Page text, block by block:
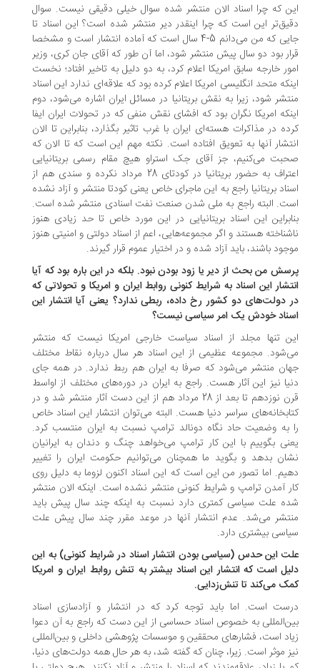
که چرا اسناد الان منتشر شده سوال خیلی دقیقی نیست. سوال
این است که چرا اینقدر دیر منتشر شده است؟ این اسناد تا
جایی که من می‌دانم 5-4 سال است که آماده انتشار است و مشخصا
بود دو سال پیش منتشر شود، اما آن طور که آقای جان کری، وزیر
خارجه سابق امریکا اعلام کرد، به دو دلیل به تاخیر افتاد؛ نخست
متحد انگلیسی امریکا اعلام کرده بود که علاقه‌ای ندارد این اسناد
شود، زیرا به نقش بریتانیا در مسائل ایران اشاره می‌شود، دوم
امریکا نگران بود که افشای نقش منفی که در تحولات ایران ایفا
در مذاکرات هسته‌ای ایران با غرب تاثیر بگذارد، بنابراین تا الان
آنها به تعویق افتاده است. نکته مهم این است که تا الان که
می‌کنیم، جز آقای جک استراو هیچ مقام رسمی بریتانیایی
اعتراف به حضور بریتانیا در کودتای 28 مرداد نکرده و سندی هم از
بریتانیا راجع به این ماجرای خاص یعنی کودتا منتشر و آزاد نشده
البته راجع به ملی شدن صنعت نفت اسنادی منتشر شده است.
این اسناد بریتانیایی در این مورد خاص تا حد زیادی هنوز
هستند و اگر مجموعه‌هایی، اعم از اسناد دولتی و امنیتی هنوز
باشند، باید آزاد شده و در اختیار عموم قرار گیرند.
من بحث از دیر یا زود بودن نبود. بلکه در این باره بود که آیا
این اسناد به شرایط کنونی روابط ایران و امریکا و تحولاتی که
دولت‌های دو کشور رخ داده، ربطی ندارد؟ یعنی آیا انتشار این
خودش یک امر سیاسی نیست؟
تنها مجلد از اسناد سیاست خارجی امریکا نیست که منتشر
مجموعه عظیمی از این اسناد هر سال درباره نقاط مختلف
منتشر می‌شود که صرفا به ایران هم ربط ندارد. در همه جای
نیز این آثار هست. راجع به ایران در دوره‌های مختلف از اواسط
قرن نوزدهم تا بعد از 28 مرداد هم از این دست آثار منتشر شد و در
سراسر دنیا هست. البته می‌توان انتشار این اسناد خاص
به وضعیت حاد نگاه دونالد ترامپ نسبت به ایران منتسب کرد.
بگوییم با این کار ترامپ می‌خواهد چنگ و دندان به ایرانیان
بدهد و بگوید ما همچنان می‌توانیم حکومت ایران را تغییر
اما تصور من این است که این اسناد اکنون لزوما به دلیل روی
آمدن ترامپ و شرایط کنونی منتشر نشده است. اینکه الان منتشر
علت سیاسی کمتری دارد نسبت به اینکه چند سال پیش باید
می‌شد. عدم انتشار آنها در موعد مقرر چند سال پیش علت
بیشتری دارد.
این حدس (سیاسی بودن انتشار اسناد در شرایط کنونی) به این
است که انتشار این اسناد بیشتر به تنش روابط ایران و امریکا
می‌کند تا تنش‌زدایی.
است. اما باید توجه کرد که در انتشار و آزادسازی اسناد
به خصوص اسناد حساسی از این دست که راجع به آن دعوا
است، فشارهای محققین و موسسات پژوهشی داخلی و بین‌المللی
موثر است. زیرا، چنان که گفته شد، به هر حال همه دولت‌های دنیا،